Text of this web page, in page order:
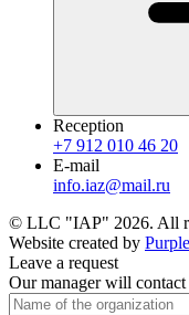
Reception
+7 912 010 46 20
E-mail
info.iaz@mail.ru
© LLC "IAP" 2026. All
Website created by
Leave a request
Our manager will